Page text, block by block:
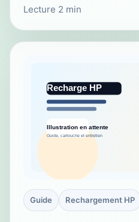
Lecture 2 min
Guide Rechargement HP